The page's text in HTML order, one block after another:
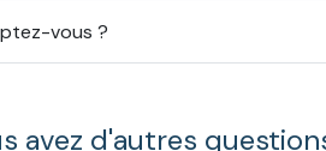
vous ?
avez d'autres